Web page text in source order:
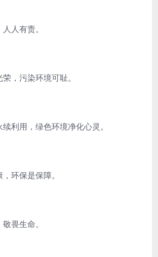
人有责。
，污染环境可耻。
利用，绿色环境净化心灵。
环保是保障。
畏生命。